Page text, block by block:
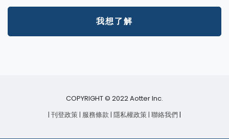
我想了解
COPYRIGHT © 2022 Aotter Inc.
| 刊登政策 | 服務條款 | 隱私權政策 | 聯絡我們 |